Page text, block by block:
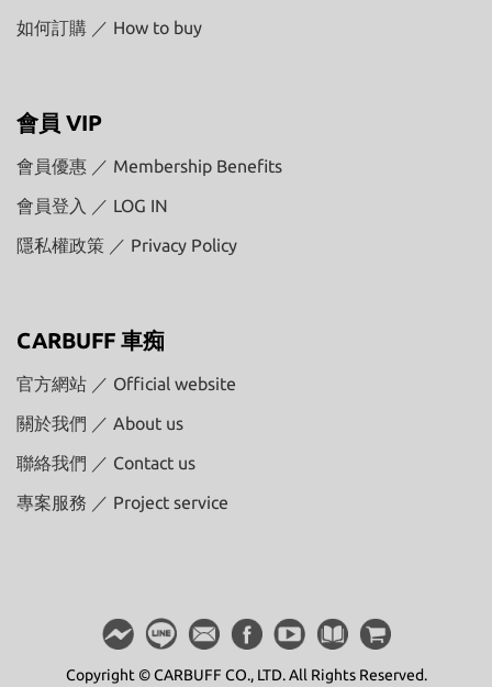
如何訂購 ／ How to buy
會員 VIP
會員優惠 ／ Membership Benefits
會員登入 ／ LOG IN
隱私權政策 ／ Privacy Policy
CARBUFF 車痴
官方網站 ／ Official website
關於我們 ／ About us
聯絡我們 ／ Contact us
專案服務 ／ Project service
Copyright © CARBUFF CO., LTD. All Rights Reserved.